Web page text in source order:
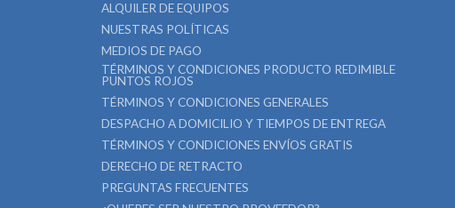
ALQUILER DE EQUIPOS
NUESTRAS POLÍTICAS
MEDIOS DE PAGO
TÉRMINOS Y CONDICIONES PRODUCTO REDIMIBLE
PUNTOS ROJOS
TÉRMINOS Y CONDICIONES GENERALES
DESPACHO A DOMICILIO Y TIEMPOS DE ENTREGA
TÉRMINOS Y CONDICIONES ENVÍOS GRATIS
DERECHO DE RETRACTO
PREGUNTAS FRECUENTES